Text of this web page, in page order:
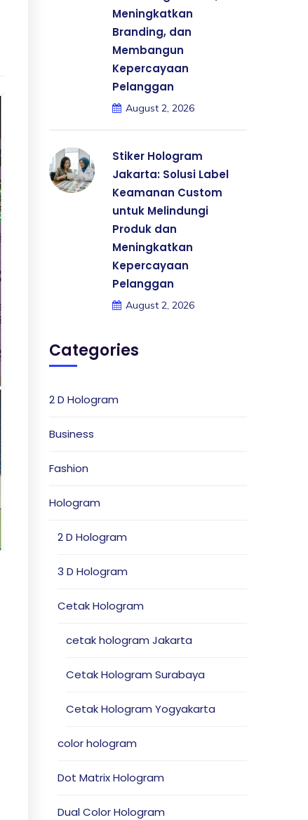
Meningkatkan
Branding, dan
Membangun
Kepercayaan
Pelanggan
August 2, 2026
Stiker Hologram
Jakarta: Solusi Label
Keamanan Custom
untuk Melindungi
Produk dan
Meningkatkan
Kepercayaan
Pelanggan
August 2, 2026
Categories
2 D Hologram
Business
Fashion
Hologram
2 D Hologram
3 D Hologram
Cetak Hologram
cetak hologram Jakarta
Cetak Hologram Surabaya
Cetak Hologram Yogyakarta
color hologram
Dot Matrix Hologram
Dual Color Hologram